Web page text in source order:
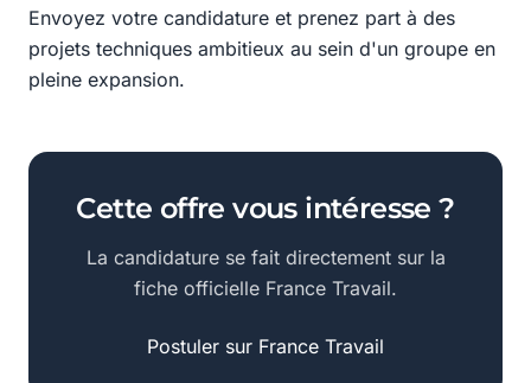
Envoyez votre candidature et prenez part à des
projets techniques ambitieux au sein d'un groupe en
pleine expansion.
Cette offre vous intéresse ?
La candidature se fait directement sur la
fiche officielle France Travail.
Postuler sur France Travail